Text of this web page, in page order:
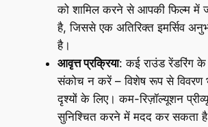
को शामिल करने से आपकी फिल्म में
है, जिससे एक अतिरिक्त इमर्सिव
है।
आवृत्त प्रक्रिया: कई राउंड रेंडरिंग
संकोच न करें – विशेष रूप से विवरण
दृश्यों के लिए। कम-रिज़ॉल्यूशन
सुनिश्चित करने में मदद कर सकता